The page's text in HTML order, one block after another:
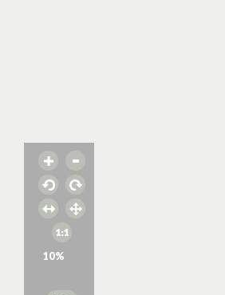
10%